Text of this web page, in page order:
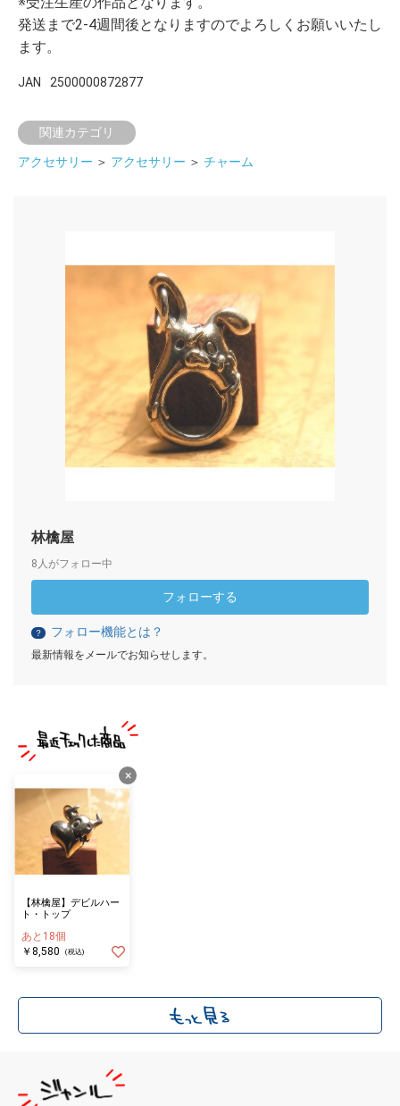
発送まで2-4週間後となりますのでよろしくお願いいたし
ます。
JAN 2500000872877
関連カテゴリ
アクセサリー ＞ アクセサリー ＞ チャーム
林檎屋
8人がフォロー中
フォローする
？ フォロー機能とは？
最新情報をメールでお知らせします。
×
【林檎屋】デビルハー
ト・トップ
あと18個
￥8,580
(税込)